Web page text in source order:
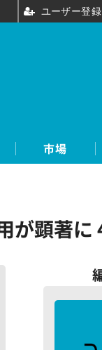
市場
が顕著に
ユーザー登録